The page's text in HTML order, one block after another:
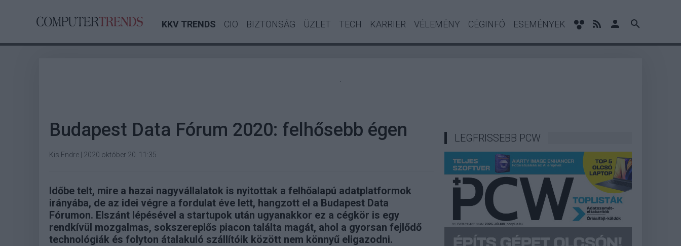
KKV TRENDS CIO BIZTONSÁG ÜZLET TECH KARRIER VÉLEMÉNY CÉGINFÓ ESEMÉNYEK
Budapest Data Fórum 2020: felhősebb égen
Kis Endre 2020 október 20. 11:35
Időbe telt, mire a hazai nagyvállalatok is nyitottak a felhőalapú adatplatformok
irányába, de az idei végre a fordulat éve lett, hangzott el a Budapest Data
Fórumon. Elszánt lépésével a startupok után ugyanakkor ez a cégkör is egy
rendkívül mozgalmas, sokszereplős piacon találta magát, ahol a gyorsan fejlődő
technológiák és folyton átalakuló szállítóik között nem könnyű eligazodni.
LEGFRISSEBB PCW